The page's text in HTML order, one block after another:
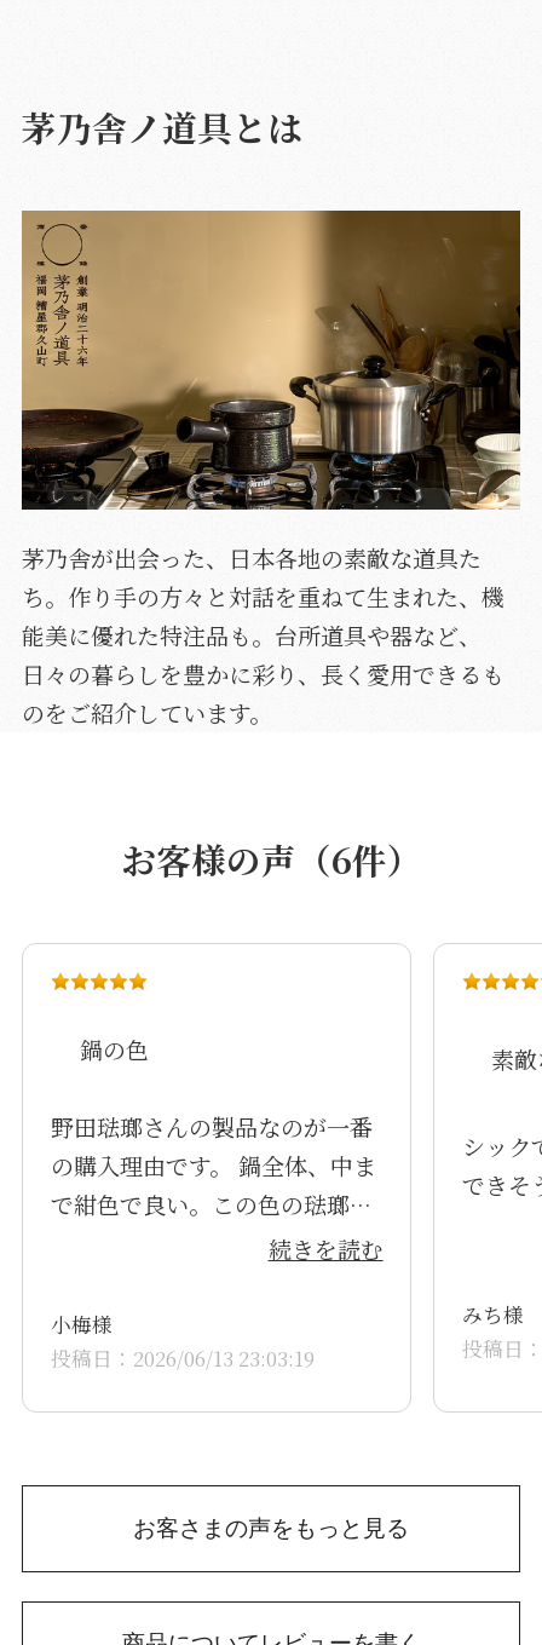
茅乃舎ノ道具とは
茅乃舎が出会った、日本各地の素敵な道具た
ち。作り手の方々と対話を重ねて生まれた、機
能美に優れた特注品も。台所道具や器など、
日々の暮らしを豊かに彩り、長く愛用できるも
のをご紹介しています。
お客様の声（6件）
鍋の色
野田琺瑯さんの製品なのが一番
の購入理由です。 鍋全体、中ま
で紺色で良い。この色の琺瑯製
品が珍しくて気に入りました。
煮を作るのに使用しています。
冬になったらダイダイのマーマ
続きを読む
小梅様
投稿日：2026/06/13 23:03:19
素
シック
できそ
みち様
投稿日
お客さまの声をもっと見る